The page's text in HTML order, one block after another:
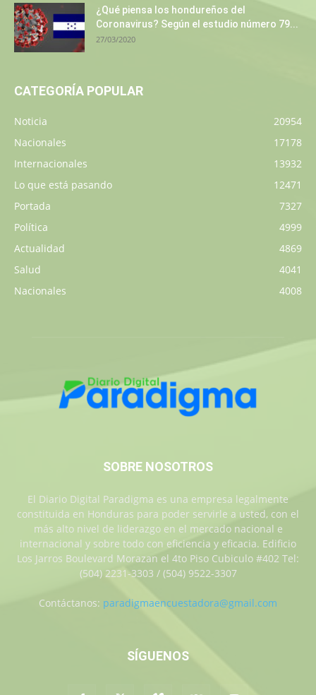
¿Qué piensa los hondureños del
Coronavirus? Según el estudio número 79...
27/03/2020
CATEGORÍA POPULAR
Noticia
20954
Nacionales
17178
Internacionales
13932
Lo que está pasando
12471
Portada
7327
Política
4999
Actualidad
4869
Salud
4041
Nacionales
4008
SOBRE NOSOTROS
El Diario Digital Paradigma es una empresa legalmente
constituida en Honduras para poder servirle a usted, con el
más alto nivel de liderazgo en el mercado nacional e
internacional y sobre todo con eficiencia y eficacia. Edificio
Los Jarros Boulevard Morazan el 4to Piso Cubiculo #402 Tel:
(504) 2231-3303 / (504) 9522-3307
Contáctanos: paradigmaencuestadora@gmail.com
SÍGUENOS